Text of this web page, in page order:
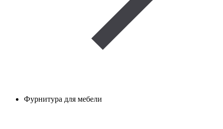
Фурнитура для мебели